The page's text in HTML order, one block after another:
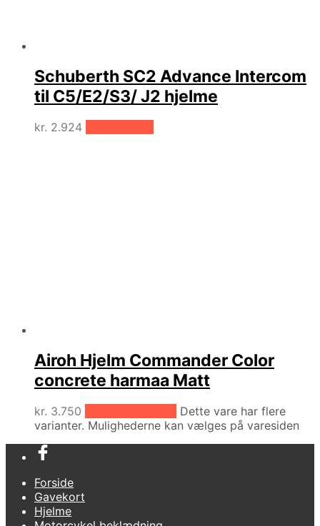
Schuberth SC2 Advance Intercom
til C5/E2/S3/ J2 hjelme
kr. 2.924
Airoh Hjelm Commander Color
concrete harmaa Matt
kr. 3.750
Dette vare har flere
varianter. Mulighederne kan vælges på varesiden
Forside
Gavekort
Hjelme